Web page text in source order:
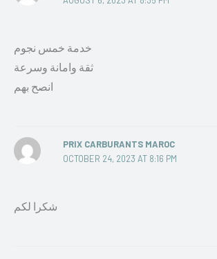
خدمة خمس نجوم
ثقة وامانة وسرعة
انصح بهم
PRIX CARBURANTS MAROC
OCTOBER 24, 2023 AT 8:16 PM
شكرا لكم